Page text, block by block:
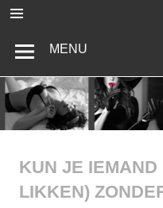
naar
inhoud
MENU
KUN JE
LIKKEN)